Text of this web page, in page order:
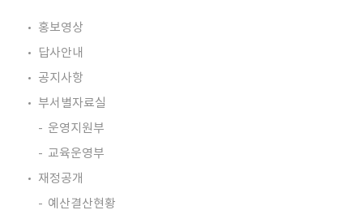
홍보영상
답사안내
공지사항
부서별자료실
운영지원부
교육운영부
재정공개
예산결산현황